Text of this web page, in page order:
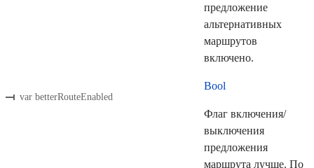
предложение
альтернативных
маршрутов
включено.
var betterRouteEnabled
Bool
Флаг включения/
выключения
предложения
маршрута лучше. По